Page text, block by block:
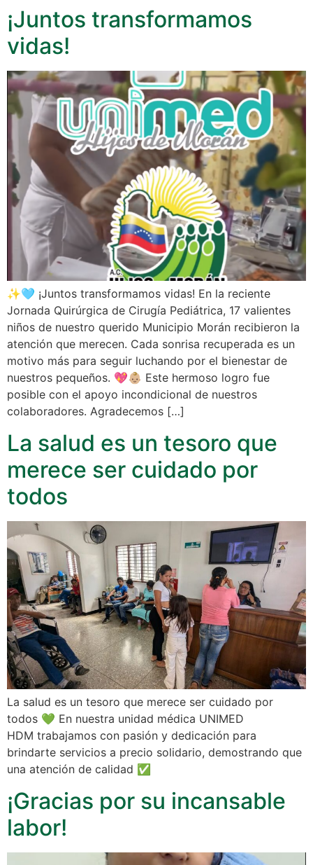
¡Juntos transformamos
vidas!
✨🩵 ¡Juntos transformamos vidas! En la reciente
Jornada Quirúrgica de Cirugía Pediátrica, 17 valientes
niños de nuestro querido Municipio Morán recibieron la
atención que merecen. Cada sonrisa recuperada es un
motivo más para seguir luchando por el bienestar de
nuestros pequeños. 💖👶🏼 Este hermoso logro fue
posible con el apoyo incondicional de nuestros
colaboradores. Agradecemos […]
La salud es un tesoro que
merece ser cuidado por
todos
La salud es un tesoro que merece ser cuidado por
todos 💚 En nuestra unidad médica UNIMED
HDM trabajamos con pasión y dedicación para
brindarte servicios a precio solidario, demostrando que
una atención de calidad ✅
¡Gracias por su incansable
labor!